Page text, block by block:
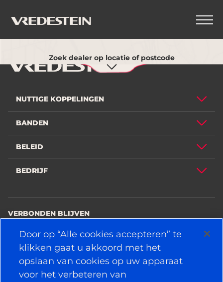
Zoek dealer op locatie of postcode
NUTTIGE KOPPELINGEN
BANDEN
BELEID
BEDRIJF
VERBONDEN BLIJVEN
Instagram
LinkedIn
© 2026 APOLLO TYRES LTD
Door op “Alle cookies accepteren” te
klikken gaat u akkoord met het
opslaan van cookies op uw apparaat
voor het verbeteren van